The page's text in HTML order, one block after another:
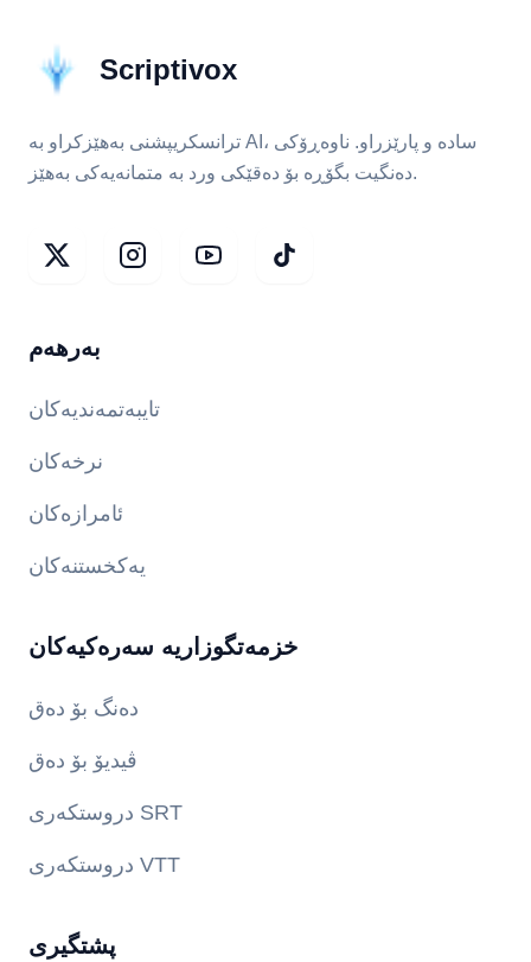
Scriptivox
ترانسکریپشنی بەهێزکراو بە AI، سادە و پارێزراو. ناوەڕۆکی
دەنگیت بگۆڕە بۆ دەقێکی ورد بە متمانەیەکی بەهێز.
بەرهەم
تایبەتمەندیەکان
نرخەکان
ئامرازەکان
یەکخستنەکان
خزمەتگوزاریە سەرەکیەکان
دەنگ بۆ دەق
ڤیدیۆ بۆ دەق
دروستکەری SRT
دروستکەری VTT
پشتگیری